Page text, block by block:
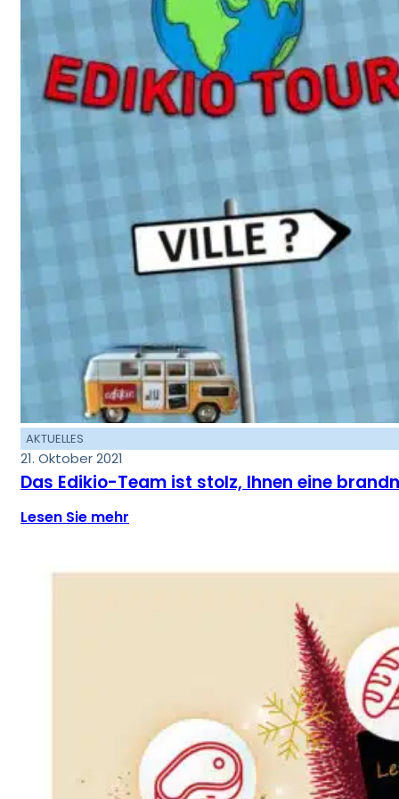
AKTUELLES
21. Oktober 2021
Das Edikio-Team ist stolz, Ihnen eine
Lesen Sie mehr